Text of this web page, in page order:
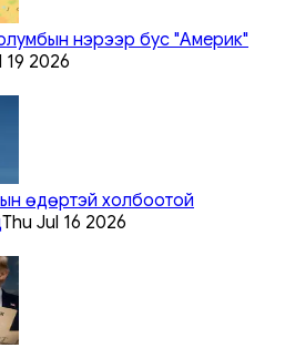
нэрээр бус "Америк"
19 2026
өдөртэй холбоотой
Thu Jul 16 2026